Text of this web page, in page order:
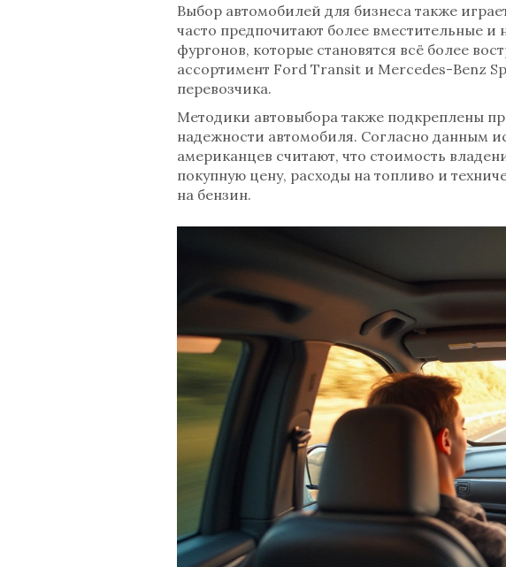
Выбор автомобилей для бизнеса также
часто предпочитают более вместительные
фургонов, которые становятся всё более
ассортимент Ford Transit и Mercedes-Benz
перевозчика.
Методики автовыбора также подкреплены
надежности автомобиля. Согласно данным
американцев считают, что стоимость
покупную цену, расходы на топливо и
на бензин.